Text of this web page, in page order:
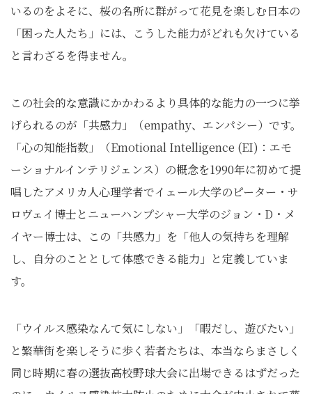
いるのをよそに、桜の名所に群がって花見を楽しむ日本の
「困った人たち」には、こうした能力がどれも欠けている
と言わざるを得ません。
この社会的な意識にかかわるより具体的な能力の一つに挙
げられるのが「共感力」（empathy、エンパシー）です。
「心の知能指数」（Emotional Intelligence (EI)：エモ
ーショナルインテリジェンス）の概念を1990年に初めて提
唱したアメリカ人心理学者でイェール大学のピーター・サ
ロヴェイ博士とニューハンプシャー大学のジョン・D・メ
イヤー博士は、この「共感力」を「他人の気持ちを理解
し、自分のこととして体感できる能力」と定義していま
す。
「ウイルス感染なんて気にしない」「暇だし、遊びたい」
と繁華街を楽しそうに歩く若者たちは、本当ならまさしく
同じ時期に春の選抜高校野球大会に出場できるはずだった